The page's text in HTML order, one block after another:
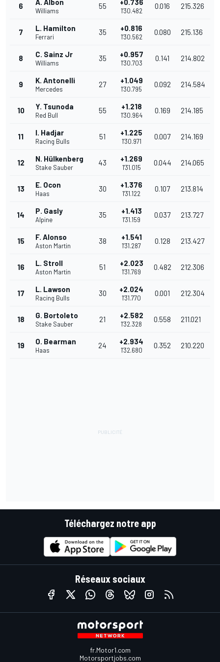
6 A. Albon
Williams
55 +0.736
1'30.482
0.016 215.326
7 L. Hamilton
Ferrari
35 +0.816
1'30.562
0.080 215.136
8 C. Sainz Jr
Williams
35 +0.957
1'30.703
0.141 214.802
9 K. Antonelli
Mercedes
27 +1.049
1'30.795
0.092 214.584
10 Y. Tsunoda
Red Bull
55 +1.218
1'30.964
0.169 214.185
11 I. Hadjar
Racing Bulls
51 +1.225
1'30.971
0.007 214.169
12 N. Hülkenberg
Stake Sauber
43 +1.269
1'31.015
0.044 214.065
13 E. Ocon
Haas
30 +1.376
1'31.122
0.107 213.814
14 P. Gasly
Alpine
35 +1.413
1'31.159
0.037 213.727
15 F. Alonso
Aston Martin
38 +1.541
1'31.287
0.128 213.427
16 L. Stroll
Aston Martin
51 +2.023
1'31.769
0.482 212.306
17 L. Lawson
Racing Bulls
30 +2.024
1'31.770
0.001 212.304
18 G. Bortoleto
Stake Sauber
21 +2.582
1'32.328
0.558 211.021
19 O. Bearman
Haas
24 +2.934
1'32.680
0.352 210.220
Téléchargez notre app
Réseaux sociaux
fr.Motor1.com
Motorsportjobs.com